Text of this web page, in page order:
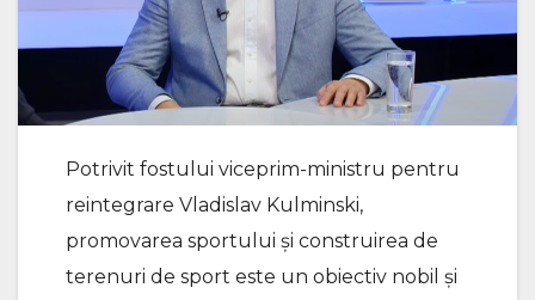
Potrivit fostului viceprim-ministru pentru
reintegrare Vladislav Kulminski,
promovarea sportului și construirea de
terenuri de sport este un obiectiv nobil și